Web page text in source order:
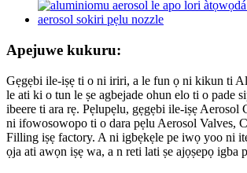
Apejuwe kukuru:
Gẹgẹbi ile-iṣẹ ti o ni iriri, a le fun ọ ni kikun ti
le ati ki o tun le ṣe agbejade ohun elo ti o pade
ibeere ti ara rẹ. Pẹlupẹlu, gẹgẹbi ile-iṣẹ Aerosol
ni ifowosowopo ti o dara pẹlu Aerosol Valves,
Filling iṣẹ factory. A ni igbẹkẹle pe iwọ yoo ni
ọja ati awọn iṣẹ wa, a n reti lati ṣe ajọṣepọ igba